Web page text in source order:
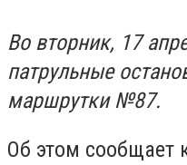
Во вторник, 17
патрульные
маршрутки №87.
Об этом сообщает